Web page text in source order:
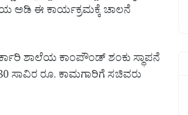
ಅಡಿ ಈ ಕಾರ್ಯಕ್ರಮಕ್ಕೆ ಚಾಲನೆ
ಶಾಲೆಯ ಕಾಂಪೌಂಡ್ ಶಂಕು ಸ್ಥಾಪನೆ
ಸಾವಿರ ರೂ. ಕಾಮಗಾರಿಗೆ ಸಚಿವರು